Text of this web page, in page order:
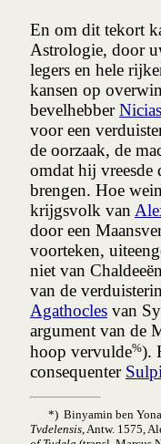
En om dit tekort
Astrologie, door
legers en hele
kansen op
bevelhebberNicias
voor een
de oorzaak, de
omdat hij vreesde
brengen. Hoe
krijgsvolk van
door een
voorteken,
niet van
van de
Agathocles van
argument van de
hoop vervulde%).
consequenter
*) Binyamin ben
Tvdelensis, Antw. 1575,